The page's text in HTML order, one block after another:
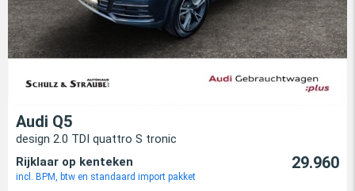
Audi Q5
design 2.0 TDI quattro S tronic
Rijklaar op kenteken
incl. BPM, btw en standaard import pakket
29.960